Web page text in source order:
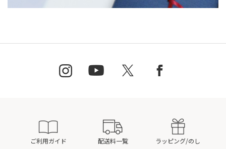
ご利用ガイド 配送料一覧 ラッピング/のし